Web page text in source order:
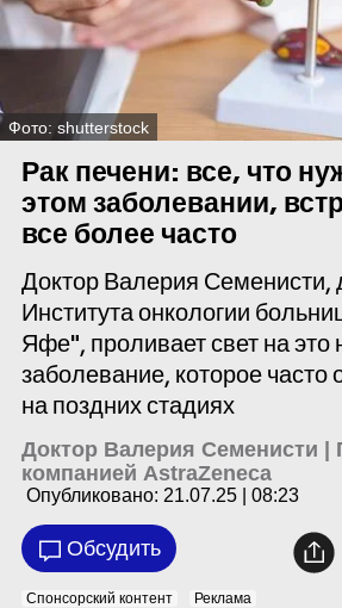
Фото: shutterstock
Рак печени: все, что
этом заболевании,
все более часто
Доктор Валерия Семенисти,
Института онкологии
Яфе", проливает свет на это
заболевание, которое часто
на поздних стадиях
Доктор Валерия Семенисти |
компанией AstraZeneca
Опубликовано: 21.07.25 | 08:23
Обсудить
Спонсорский контент Реклама